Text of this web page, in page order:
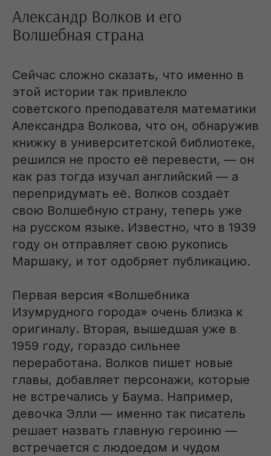
Александр Волков и его
Волшебная страна
Сейчас сложно сказать, что именно в
этой истории так привлекло
советского преподавателя математики
Александра Волкова, что он, обнаружив
книжку в университетской библиотеке,
решился не просто её перевести, — он
как раз тогда изучал английский — а
перепридумать её. Волков создаёт
свою Волшебную страну, теперь уже
на русском языке. Известно, что в 1939
году он отправляет свою рукопись
Маршаку, и тот одобряет публикацию.
Первая версия «Волшебника
Изумрудного города» очень близка к
оригиналу. Вторая, вышедшая уже в
1959 году, гораздо сильнее
переработана. Волков пишет новые
главы, добавляет персонажи, которые
не встречались у Баума. Например,
девочка Элли — именно так писатель
решает назвать главную героиню —
встречается с людоедом и чудом